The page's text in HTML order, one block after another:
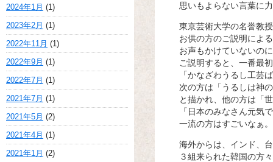
思いもよらない言葉に
東京芸術大学の名誉教
お供の方のご説明によ
お声もかけていないの
ご説明すると、一番最
「かなざわうるし工芸
次の方は「うるしは神
と描かれ、他の方は「
「日本のみなさん元気
一流の方はすごいなぁ
海外からは、インド、
３組来られた韓国の方
2024年1月 (1)
2023年2月 (1)
2022年11月 (1)
2022年9月 (1)
2022年7月 (1)
2021年7月 (1)
2021年5月 (2)
2021年4月 (1)
2021年1月 (2)